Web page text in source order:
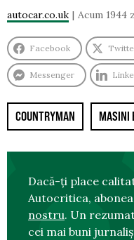
autocar.co.uk Acum 1944
Facebook
Messenger
COUNTRYMAN MASINI
Dacă-ți place
Autocritica,
nostru. Un
cei mai buni